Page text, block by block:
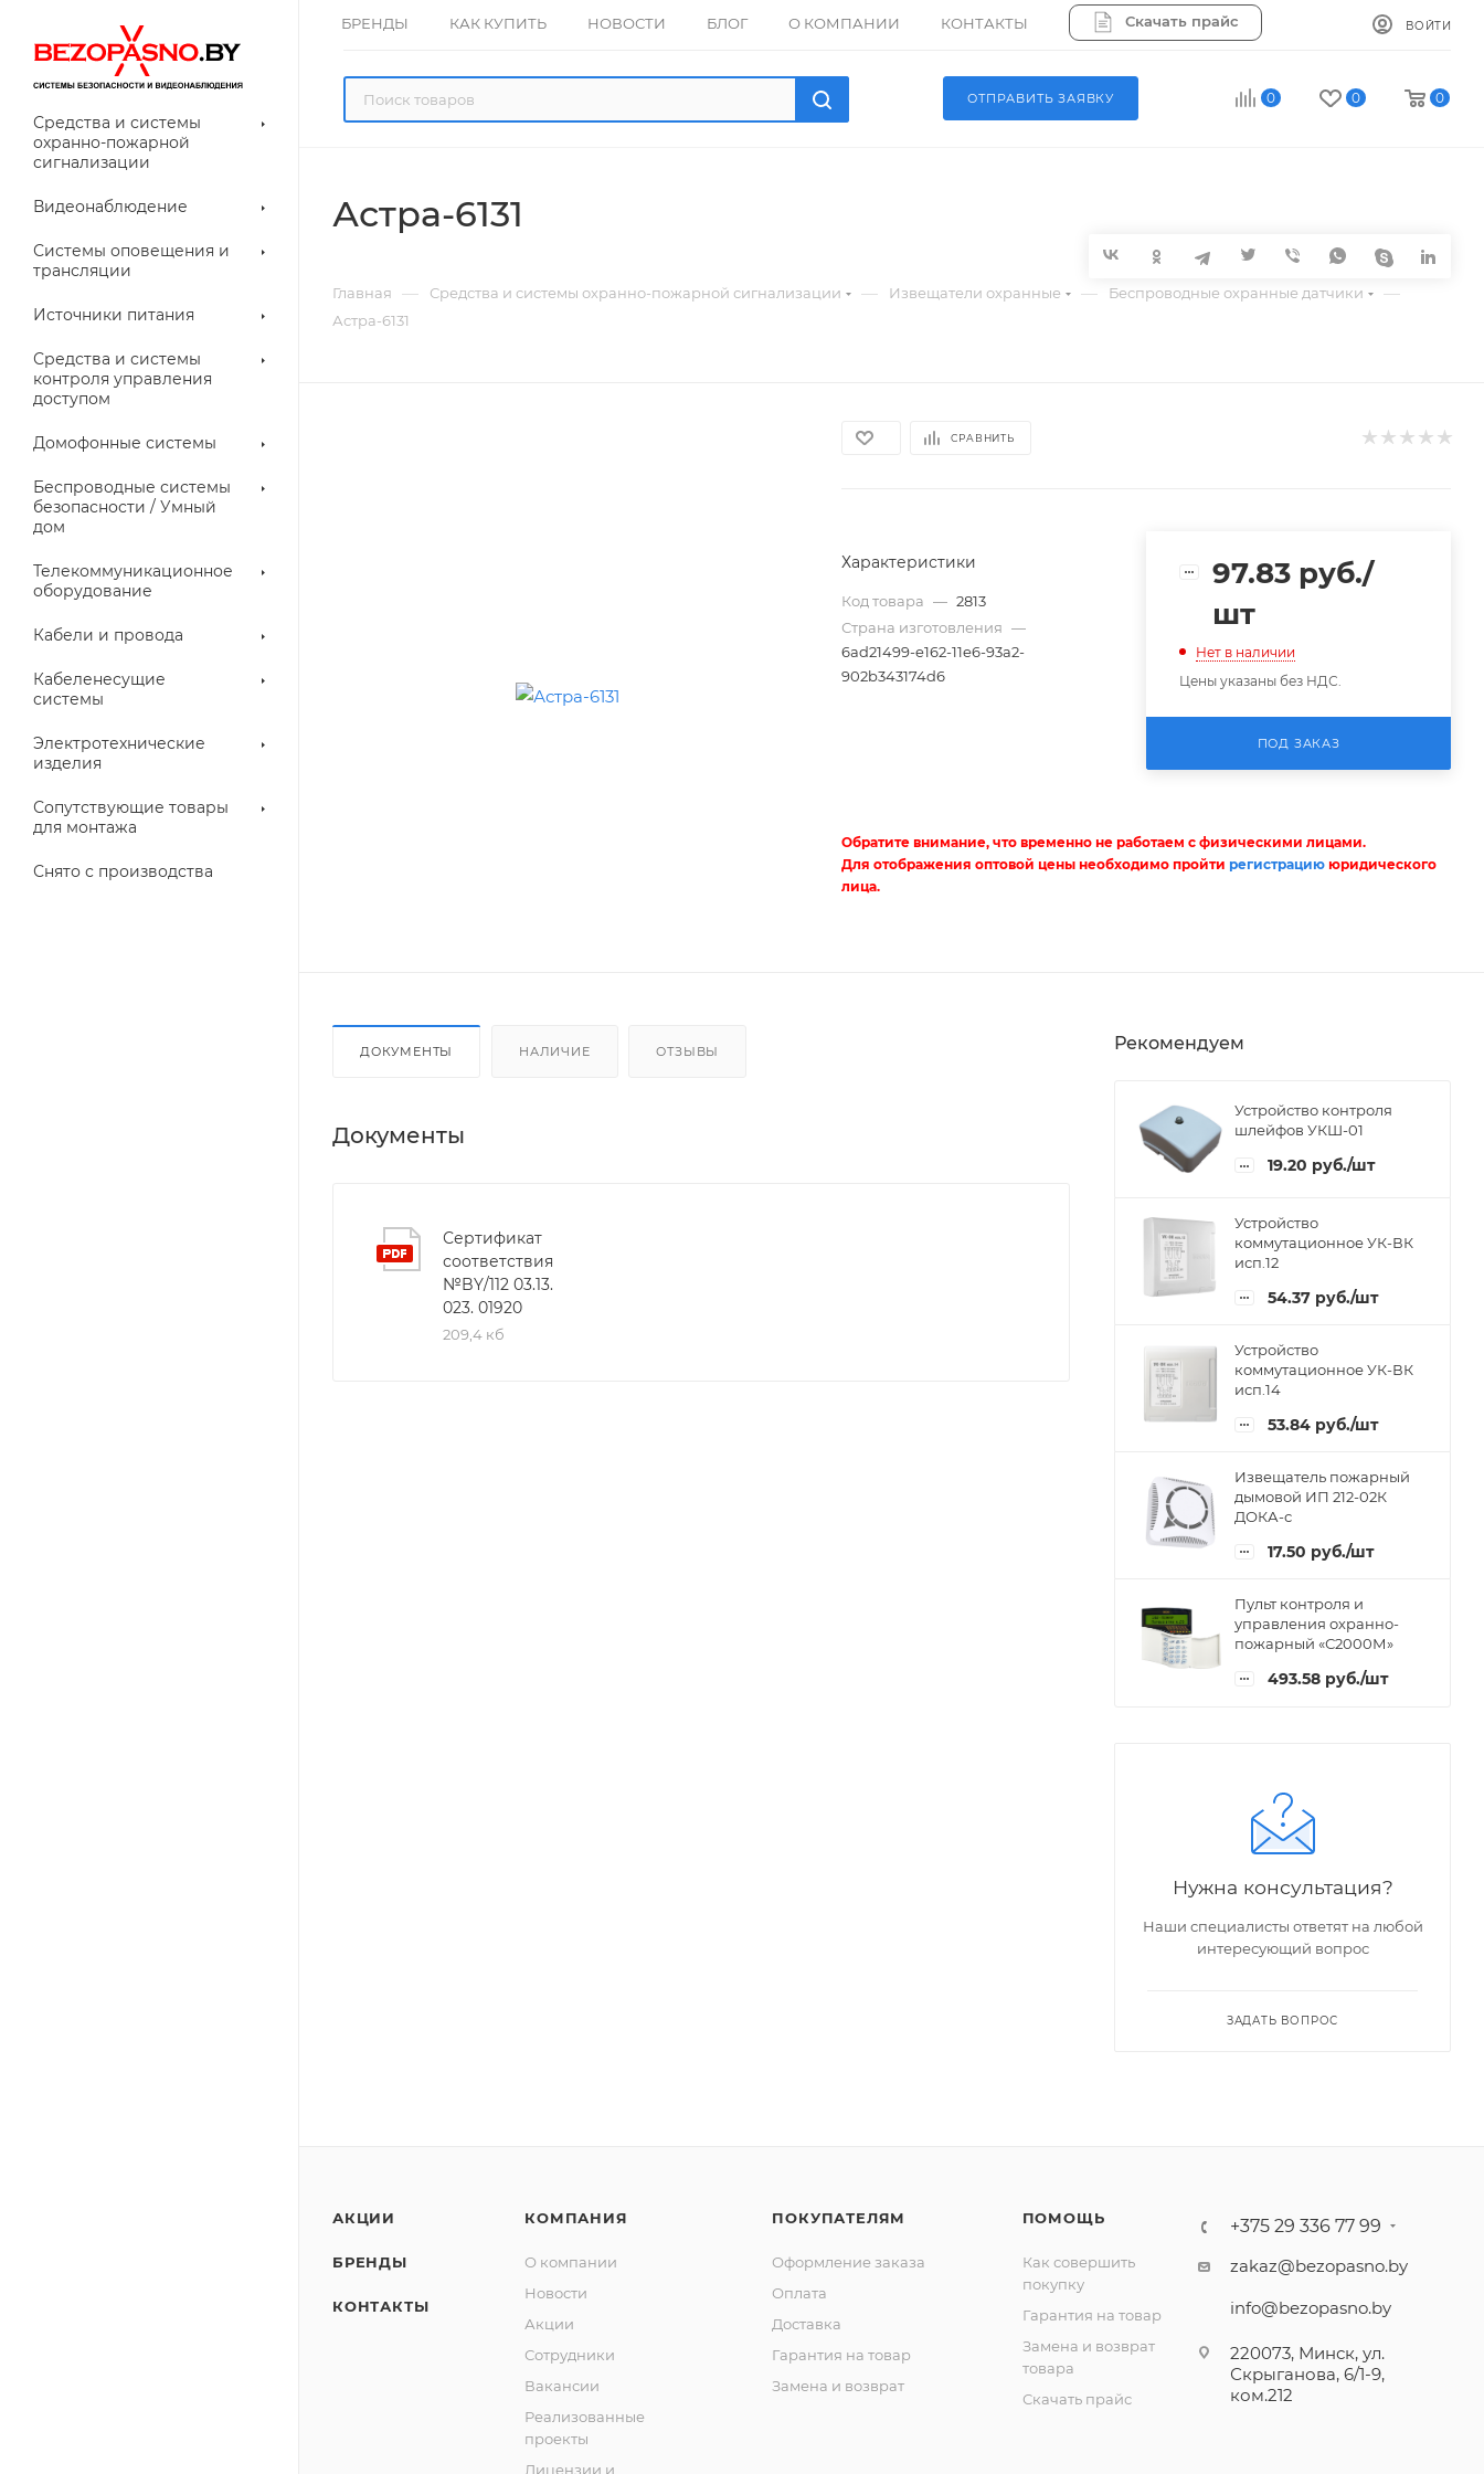
БРЕНДЫ КАК КУПИТЬ НОВОСТИ БЛОГ О КОМПАНИИ КОНТАКТЫ Скачать прайс ВОЙТИ
0 0 0
ОТПРАВИТЬ ЗАЯВКУ
Средства и системы
охранно-пожарной
сигнализации
Видеонаблюдение
для
Системы оповещения и
трансляции
указатели (табло)
Источники питания
Средства и системы
контроля управления
доступом
Домофонные системы
Беспроводные системы
безопасности / Умный
дом
Телекоммуникационное
оборудование
Кабели и провода
Кабеленесущие
системы
Электротехнические
изделия
Сопутствующие товары
для монтажа
Снято с производства
Астра-6131
Главная — Средства и системы охранно-пожарной сигнализации — Извещатели охранные — Беспроводные охранные датчики —
Астра-6131
СРАВНИТЬ
Характеристики
Код товара — 2813
Страна изготовления —
6ad21499-e162-11e6-93a2-
902b343174d6
97.83 руб./
шт
Нет в наличии
Цены указаны без НДС.
ПОД ЗАКАЗ
Обратите внимание, что временно не работаем с физическими лицами.
Для отображения оптовой цены необходимо пройтирегистрацию юридического
лица.
ДОКУМЕНТЫ НАЛИЧИЕ ОТЗЫВЫ
Документы
Сертификат
соответствия
№BY/112 03.13.
023. 01920
209,4 кб
Рекомендуем
Устройство контроля
шлейфов УКШ-01
19.20 руб./шт
Устройство
коммутационное УК-ВК
исп.12
54.37 руб./шт
Устройство
коммутационное УК-ВК
исп.14
53.84 руб./шт
Извещатель пожарный
дымовой ИП 212-02К
ДОКА-с
17.50 руб./шт
Пульт контроля и
управления охранно-
пожарный «С2000М»
493.58 руб./шт
Нужна консультация?
Наши специалисты ответят на любой
интересующий вопрос
ЗАДАТЬ ВОПРОС
АКЦИИ
БРЕНДЫ
КОНТАКТЫ
КОМПАНИЯ
О компании
Новости
Акции
Сотрудники
Вакансии
Реализованные
проекты
Лицензии и
ПОКУПАТЕЛЯМ
Оформление заказа
Оплата
Доставка
Гарантия на товар
Замена и возврат
ПОМОЩЬ
Как совершить
покупку
Гарантия на товар
Замена и возврат
товара
Скачать прайс
+375 29 336 77 99
zakaz@bezopasno.by
info@bezopasno.by
220073, Минск, ул.
Скрыганова, 6/1-9,
ком.212